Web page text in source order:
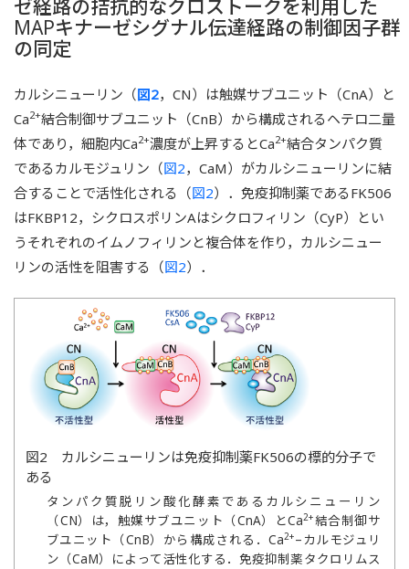
ゼ経路の拮抗的なクロストークを利用した
MAPキナーゼシグナル伝達経路の制御因子群
の同定
カルシニューリン（図2，CN）は触媒サブユニット（CnA）と
Ca2+結合制御サブユニット（CnB）から構成されるヘテロ二量
体であり，細胞内Ca2+濃度が上昇するとCa2+結合タンパク質
であるカルモジュリン（図2，CaM）がカルシニューリンに結
合することで活性化される（図2）．免疫抑制薬であるFK506
はFKBP12，シクロスポリンAはシクロフィリン（CyP）とい
うそれぞれのイムノフィリンと複合体を作り，カルシニュー
リンの活性を阻害する（図2）．
図2 カルシニューリンは免疫抑制薬FK506の標的分子で
ある
タンパク質脱リン酸化酵素であるカルシニューリン
（CN）は，触媒サブユニット（CnA）とCa2+結合制御サ
ブユニット（CnB）から構成される．Ca2+–カルモジュリ
ン（CaM）によって活性化する．免疫抑制薬タクロリムス